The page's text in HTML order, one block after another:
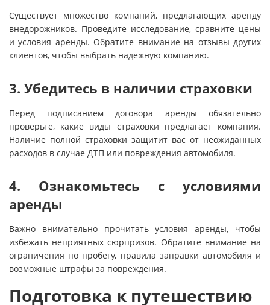
Существует множество компаний, предлагающих аренду
внедорожников. Проведите исследование, сравните цены
и условия аренды. Обратите внимание на отзывы других
клиентов, чтобы выбрать надежную компанию.
3. Убедитесь в наличии страховки
Перед подписанием договора аренды обязательно
проверьте, какие виды страховки предлагает компания.
Наличие полной страховки защитит вас от неожиданных
расходов в случае ДТП или повреждения автомобиля.
4. Ознакомьтесь с условиями
аренды
Важно внимательно прочитать условия аренды, чтобы
избежать неприятных сюрпризов. Обратите внимание на
ограничения по пробегу, правила заправки автомобиля и
возможные штрафы за повреждения.
Подготовка к путешествию